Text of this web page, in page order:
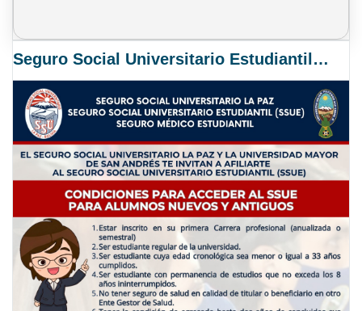
Seguro Social Universitario Estudiantil SSUE